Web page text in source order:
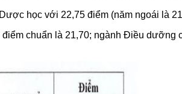
học với 22,75 điểm (năm ngoái là
chuẩn là 21,70; ngành Điều